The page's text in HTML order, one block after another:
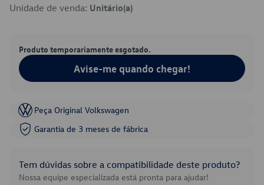
Unidade de venda: Unitário(a)
Produto temporariamente esgotado.
Avise-me quando chegar!
Peça Original Volkswagen
Garantia de 3 meses de fábrica
Tem dúvidas sobre a compatibilidade deste produto?
Nossa equipe especializada está pronta para ajudar!